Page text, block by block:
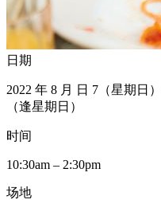
日期
2022 年 8 月 日 7（星期日
（逢星期日）
时间
10:30am – 2:30pm
场地